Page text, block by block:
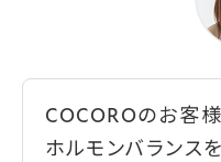
COCOROのお客
ホルモンバランス